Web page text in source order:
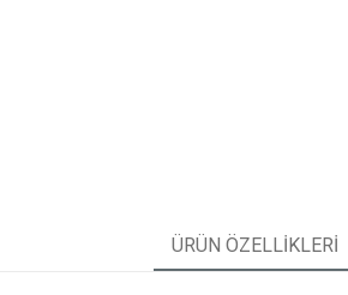
ÜRÜN ÖZELLIKLERI